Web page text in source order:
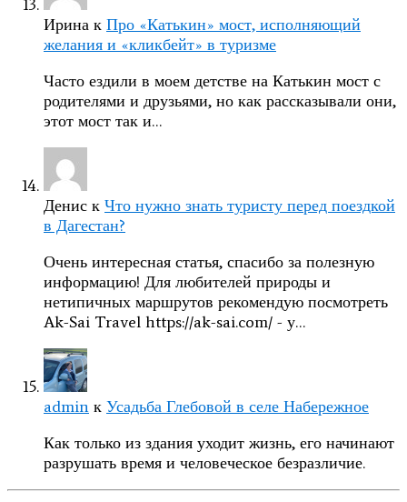
Ирина к Про «Катькин» мост, исполняющий
желания и «кликбейт» в туризме
Часто ездили в моем детстве на Катькин мост с
родителями и друзьями, но как рассказывали они,
этот мост так и…
Денис к Что нужно знать туристу перед поездкой
в Дагестан?
Очень интересная статья, спасибо за полезную
информацию! Для любителей природы и
нетипичных маршрутов рекомендую посмотреть
Ak-Sai Travel https://ak-sai.com/ - у…
admin к Усадьба Глебовой в селе Набережное
Как только из здания уходит жизнь, его начинают
разрушать время и человеческое безразличие.